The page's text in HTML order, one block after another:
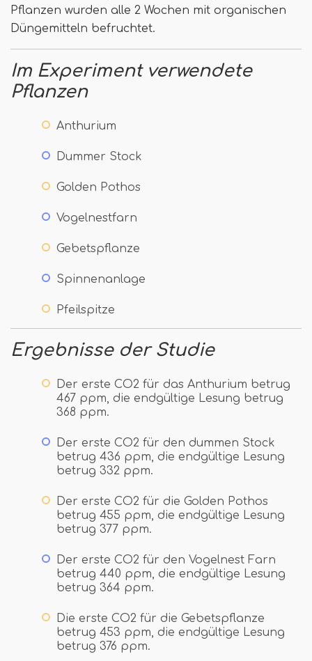
Pflanzen wurden alle 2 Wochen mit organischen
Düngemitteln befruchtet.
Im Experiment verwendete
Pflanzen
Anthurium
Dummer Stock
Golden Pothos
Vogelnestfarn
Gebetspflanze
Spinnenanlage
Pfeilspitze
Ergebnisse der Studie
Der erste CO2 für das Anthurium betrug
467 ppm, die endgültige Lesung betrug
368 ppm.
Der erste CO2 für den dummen Stock
betrug 436 ppm, die endgültige Lesung
betrug 332 ppm.
Der erste CO2 für die Golden Pothos
betrug 455 ppm, die endgültige Lesung
betrug 377 ppm.
Der erste CO2 für den Vogelnest Farn
betrug 440 ppm, die endgültige Lesung
betrug 364 ppm.
Die erste CO2 für die Gebetspflanze
betrug 453 ppm, die endgültige Lesung
betrug 376 ppm.